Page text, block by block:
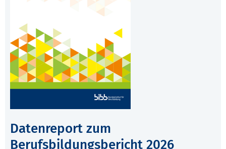
Datenreport zum
Berufsbildungsbericht 2026